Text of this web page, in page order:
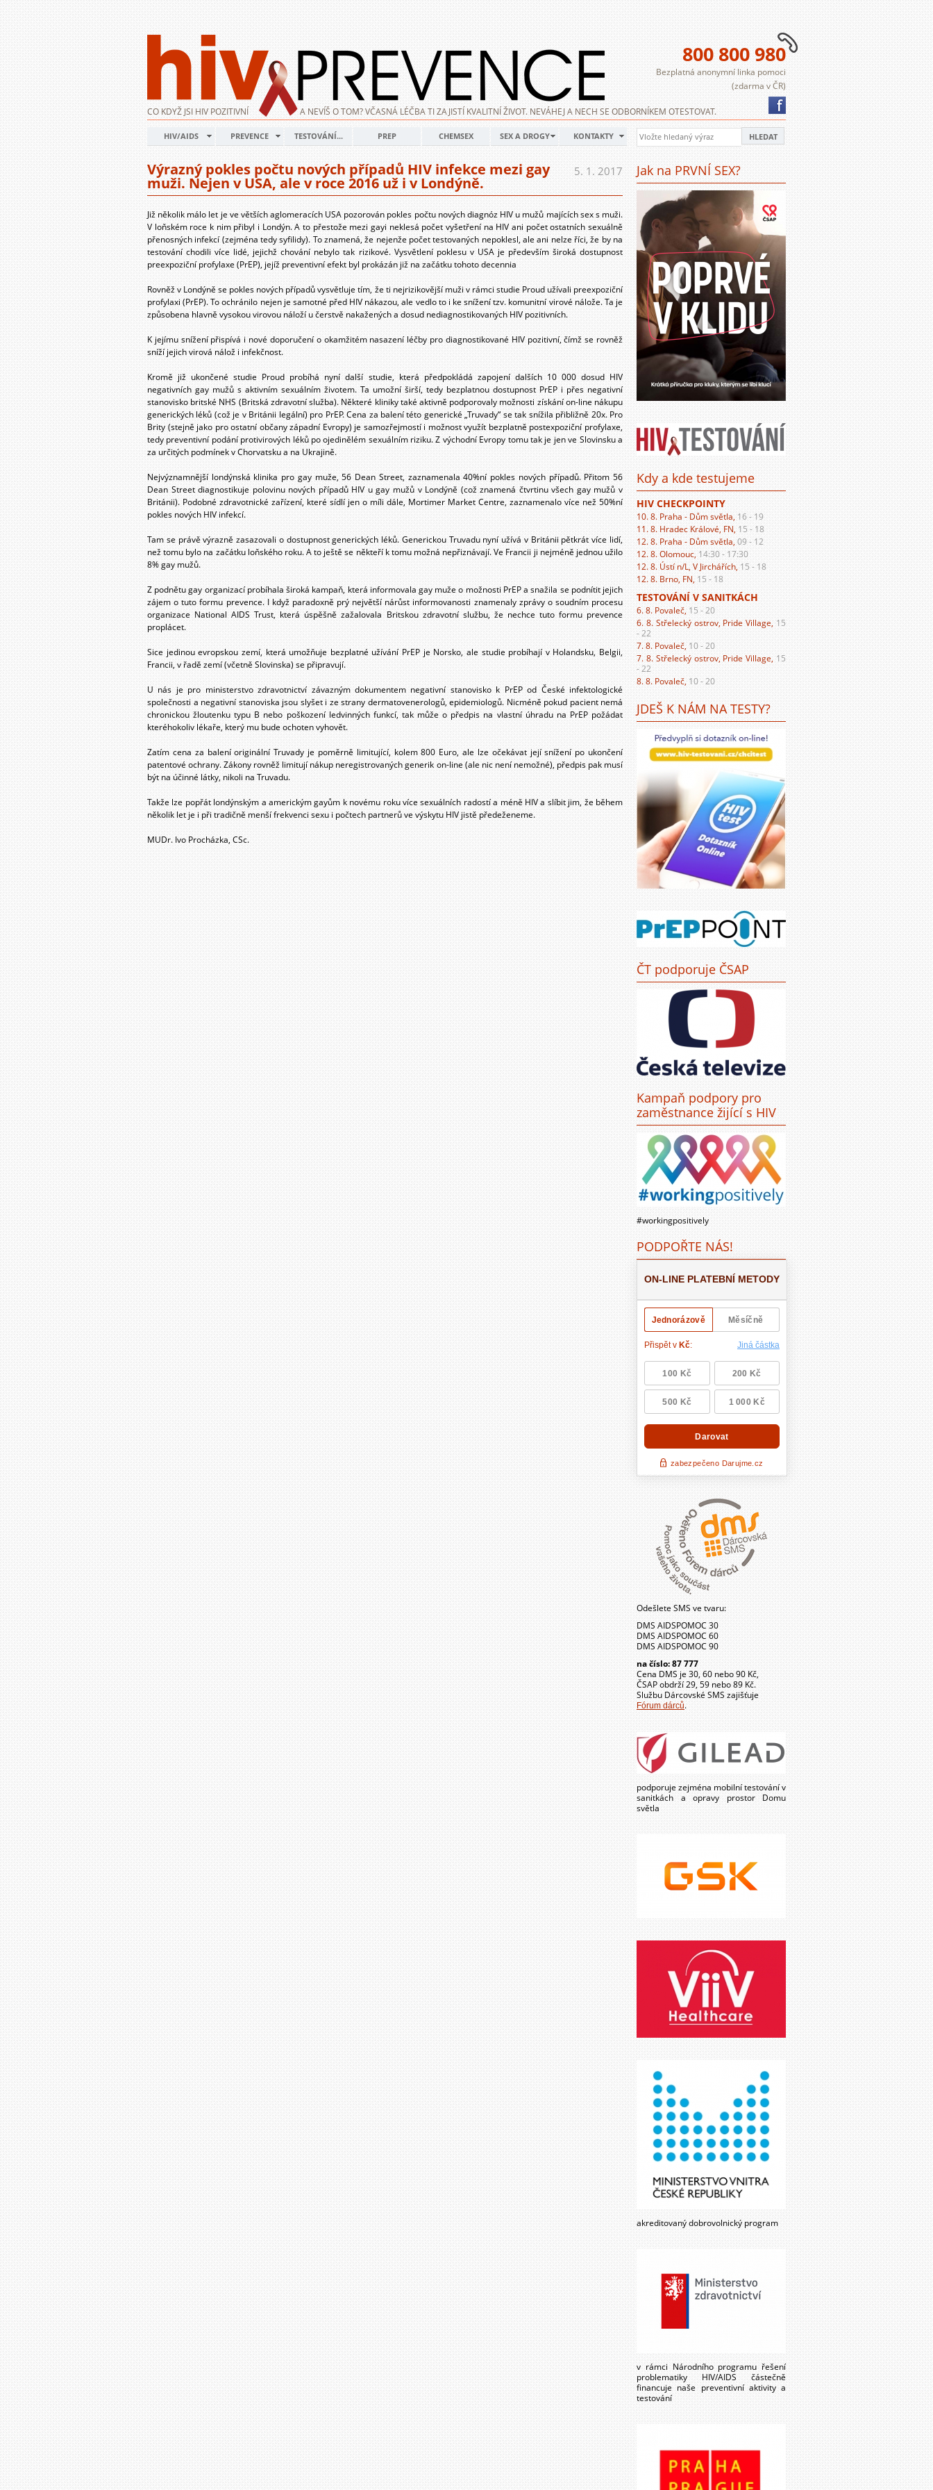
800 800 980
Bezplatná anonymní linka pomoci
(zdarma v ČR)
CO KDYŽ JSI HIV POZITIVNÍ A NEVÍŠ O TOM? VČASNÁ LÉČBA TI ZAJISTÍ KVALITNÍ ŽIVOT. NEVÁHEJ A NECH SE ODBORNÍKEM OTESTOVAT.
HIV/AIDS PREVENCE TESTOVÁNÍ... PREP CHEMSEX SEX A DROGY KONTAKTY
5. 1. 2017
Výrazný pokles počtu nových případů HIV infekce mezi gay
muži. Nejen v USA, ale v roce 2016 už i v Londýně.
Již několik málo let je ve větších aglomeracích USA pozorován pokles počtu nových diagnóz HIV u mužů majících sex s muži.
V loňském roce k nim přibyl i Londýn. A to přestože mezi gayi neklesá počet vyšetření na HIV ani počet ostatních sexuálně
přenosných infekcí (zejména tedy syfilidy). To znamená, že nejenže počet testovaných nepoklesl, ale ani nelze říci, že by na
testování chodili více lidé, jejichž chování nebylo tak rizikové. Vysvětlení poklesu v USA je především široká dostupnost
preexpoziční profylaxe (PrEP), jejíž preventivní efekt byl prokázán již na začátku tohoto decennia
Rovněž v Londýně se pokles nových případů vysvětluje tím, že ti nejrizikovější muži v rámci studie Proud užívali preexpoziční
profylaxi (PrEP). To ochránilo nejen je samotné před HIV nákazou, ale vedlo to i ke snížení tzv. komunitní virové nálože. Ta je
způsobena hlavně vysokou virovou náloží u čerstvě nakažených a dosud nediagnostikovaných HIV pozitivních.
K jejímu snížení přispívá i nové doporučení o okamžitém nasazení léčby pro diagnostikované HIV pozitivní, čímž se rovněž
sníží jejich virová nálož i infekčnost.
Kromě již ukončené studie Proud probíhá nyní další studie, která předpokládá zapojení dalších 10 000 dosud HIV
negativních gay mužů s aktivním sexuálním životem. Ta umožní širší, tedy bezplatnou dostupnost PrEP i přes negativní
stanovisko britské NHS (Britská zdravotní služba). Některé kliniky také aktivně podporovaly možnosti získání on-line nákupu
generických léků (což je v Británii legální) pro PrEP. Cena za balení této generické „Truvady“ se tak snížila přibližně 20x. Pro
Brity (stejně jako pro ostatní občany západní Evropy) je samozřejmostí i možnost využít bezplatně postexpoziční profylaxe,
tedy preventivní podání protivirových léků po ojedinělém sexuálním riziku. Z východní Evropy tomu tak je jen ve Slovinsku a
za určitých podmínek v Chorvatsku a na Ukrajině.
Nejvýznamnější londýnská klinika pro gay muže, 56 Dean Street, zaznamenala 40%ní pokles nových případů. Přitom 56
Dean Street diagnostikuje polovinu nových případů HIV u gay mužů v Londýně (což znamená čtvrtinu všech gay mužů v
Británii). Podobné zdravotnické zařízení, které sídlí jen o míli dále, Mortimer Market Centre, zaznamenalo více než 50%ní
pokles nových HIV infekcí.
Tam se právě výrazně zasazovali o dostupnost generických léků. Generickou Truvadu nyní užívá v Británii pětkrát více lidí,
než tomu bylo na začátku loňského roku. A to ještě se někteří k tomu možná nepřiznávají. Ve Francii ji nejméně jednou užilo
8% gay mužů.
Z podnětu gay organizací probíhala široká kampaň, která informovala gay muže o možnosti PrEP a snažila se podnítit jejich
zájem o tuto formu prevence. I když paradoxně prý největší nárůst informovanosti znamenaly zprávy o soudním procesu
organizace National AIDS Trust, která úspěšně zažalovala Britskou zdravotní službu, že nechce tuto formu prevence
proplácet.
Sice jedinou evropskou zemí, která umožňuje bezplatné užívání PrEP je Norsko, ale studie probíhají v Holandsku, Belgii,
Francii, v řadě zemí (včetně Slovinska) se připravují.
U nás je pro ministerstvo zdravotnictví závazným dokumentem negativní stanovisko k PrEP od České infektologické
společnosti a negativní stanoviska jsou slyšet i ze strany dermatovenerologů, epidemiologů. Nicméně pokud pacient nemá
chronickou žloutenku typu B nebo poškození ledvinných funkcí, tak může o předpis na vlastní úhradu na PrEP požádat
kteréhokoliv lékaře, který mu bude ochoten vyhovět.
Zatím cena za balení originální Truvady je poměrně limitující, kolem 800 Euro, ale lze očekávat její snížení po ukončení
patentové ochrany. Zákony rovněž limitují nákup neregistrovaných generik on-line (ale nic není nemožné), předpis pak musí
být na účinné látky, nikoli na Truvadu.
Takže lze popřát londýnským a americkým gayům k novému roku více sexuálních radostí a méně HIV a slíbit jim, že během
několik let je i při tradičně menší frekvenci sexu i počtech partnerů ve výskytu HIV jistě předeženeme.
MUDr. Ivo Procházka, CSc.
Jak na PRVNÍ SEX?
Kdy a kde testujeme
HIV CHECKPOINTY
10. 8. Praha - Dům světla, 16 - 19
11. 8. Hradec Králové, FN, 15 - 18
12. 8. Praha - Dům světla,09 - 12
12. 8. Olomouc, 14:30 - 17:30
12. 8. Ústí n/L, V Jirchářích, 15 - 18
12. 8. Brno, FN, 15 - 18
TESTOVÁNÍ V SANITKÁCH
6. 8. Povaleč, 15 - 20
6. 8. Střelecký ostrov, Pride Village, 15
- 22
7. 8. Povaleč, 10 - 20
7. 8. Střelecký ostrov, Pride Village, 15
- 22
8. 8. Povaleč, 10 - 20
JDEŠ K NÁM NA TESTY?
ČT podporuje ČSAP
Kampaň podpory pro
zaměstnance žijící s HIV
#workingpositively
PODPOŘTE NÁS!
Odešlete SMS ve tvaru:
DMS AIDSPOMOC 30
DMS AIDSPOMOC 60
DMS AIDSPOMOC 90
na číslo: 87 777
Cena DMS je 30, 60 nebo 90 Kč,
ČSAP obdrží 29, 59 nebo 89 Kč.
Službu Dárcovské SMS zajišťuje
Fórum dárců.
podporuje zejména mobilní testování v
sanitkách a opravy prostor Domu
světla
akreditovaný dobrovolnický program
v rámci Národního programu řešení
problematiky HIV/AIDS částečně
financuje naše preventivní aktivity a
testování